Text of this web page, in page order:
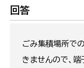
回答
ごみ集積場所で
きませんので、端